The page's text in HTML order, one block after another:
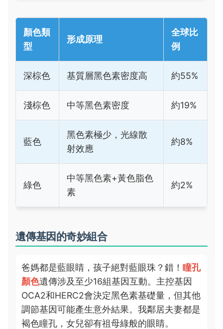
顏色類
型
形成原理
全球比
例
深棕色 基質層黑色素密度高 約55%
淺棕色 中等黑色素密度 約19%
藍色
黑色素極少，光線散
射效應
約8%
綠色
中等黑色素+黃色脂色
素
約2%
遺傳基因的奇妙組合
爸媽都是藍眼睛，孩子絕對藍眼珠？錯！ 瞳孔
顏色遺傳涉及至少16組基因互動。主控基因
OCA2和HERC2會決定黑色素基礎量，但其他
調節基因可能產生意外結果。我鄰居夫妻都是
褐色瞳孔，女兒卻有祖母綠般的眼睛。